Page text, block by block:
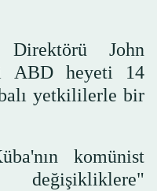
John
ABD heyeti 14
yetkililerle bir
komünist